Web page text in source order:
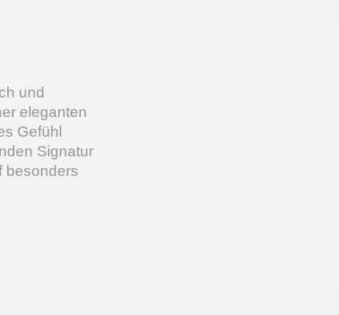
und
eleganten
Gefühl
Signatur
besonders